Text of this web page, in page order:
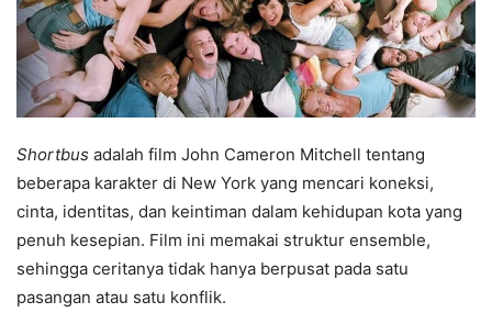
Shortbus adalah film John Cameron Mitchell tentang
beberapa karakter di New York yang mencari koneksi,
cinta, identitas, dan keintiman dalam kehidupan kota yang
penuh kesepian. Film ini memakai struktur ensemble,
sehingga ceritanya tidak hanya berpusat pada satu
pasangan atau satu konflik.